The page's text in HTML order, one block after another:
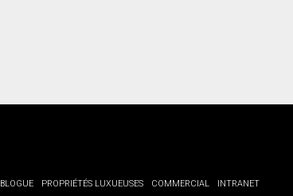
BLOGUE PROPRIÉTÉS LUXUEUSES COMMERCIAL
INTRANET